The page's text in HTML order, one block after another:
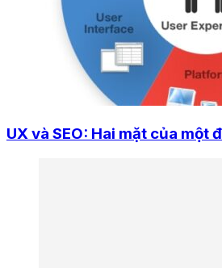
UX và SEO: Hai mặt của một